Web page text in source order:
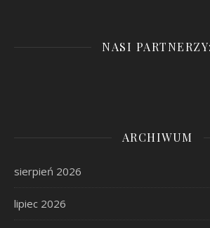
NASI PARTNERZY:
ARCHIWUM
sierpień 2026
lipiec 2026